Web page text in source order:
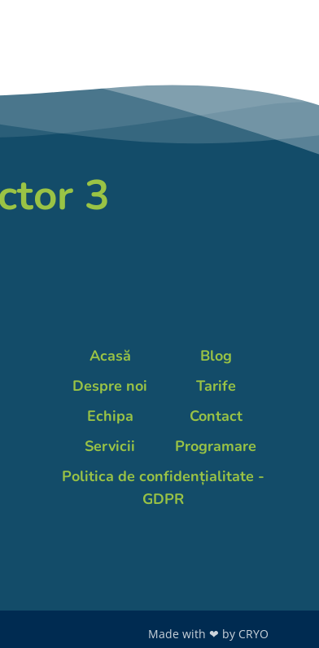
3
Acasă
Despre noi
Echipa
Servicii
Blog
Tarife
Contact
Programare
Politica de confidențialitate -
GDPR
Made with ❤ by CRYO